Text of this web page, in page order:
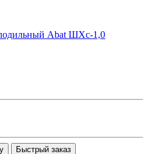
Быстрый заказ